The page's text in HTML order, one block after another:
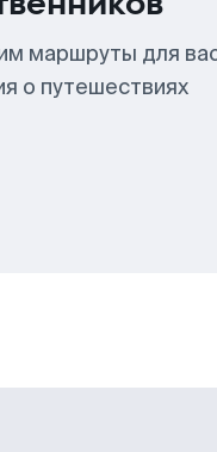
маршруты для
о путешествиях